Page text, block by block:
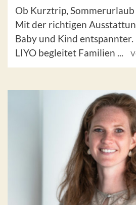
Ob Kurztrip,
Mit der richtigen
Baby und Kind entspannter.
LIYO begleitet Familien ...